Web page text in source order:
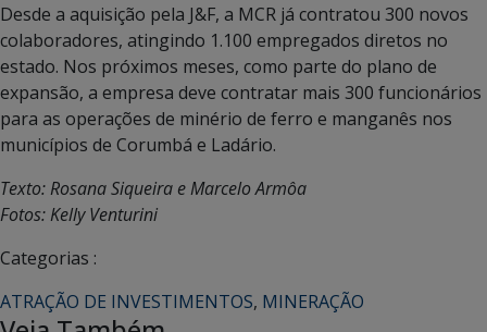
Desde a aquisição pela J&F, a MCR já contratou 300 novos
colaboradores, atingindo 1.100 empregados diretos no
estado. Nos próximos meses, como parte do plano de
expansão, a empresa deve contratar mais 300 funcionários
para as operações de minério de ferro e manganês nos
municípios de Corumbá e Ladário.
Texto: Rosana Siqueira e Marcelo Armôa
Fotos: Kelly Venturini
Categorias :
ATRAÇÃO DE INVESTIMENTOS, MINERAÇÃO